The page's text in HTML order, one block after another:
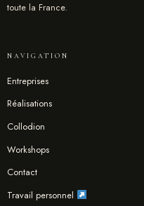
toute la France.
NAVIGATION
Entreprises
Réalisations
Collodion
Workshops
Contact
Travail personnel